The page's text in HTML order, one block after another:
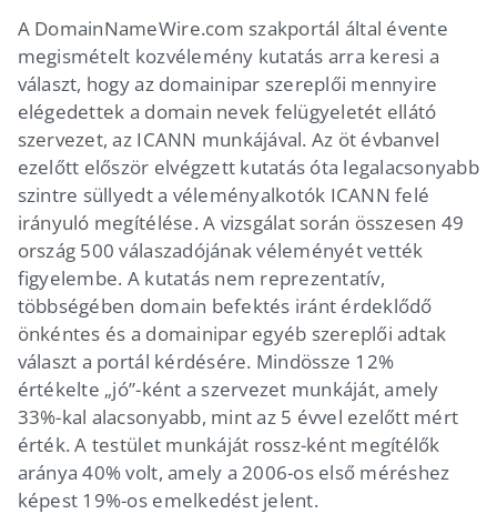
A DomainNameWire.com szakportál által évente
megismételt kozvélemény kutatás arra keresi a
választ, hogy az domainipar szereplői mennyire
elégedettek a domain nevek felügyeletét ellátó
szervezet, az ICANN munkájával. Az öt évbanvel
ezelőtt először elvégzett kutatás óta legalacsonyabb
szintre süllyedt a véleményalkotók ICANN felé
irányuló megítélése. A vizsgálat során összesen 49
ország 500 válaszadójának véleményét vették
figyelembe. A kutatás nem reprezentatív,
többségében domain befektés iránt érdeklődő
önkéntes és a domainipar egyéb szereplői adtak
választ a portál kérdésére. Mindössze 12%
értékelte „jó”-ként a szervezet munkáját, amely
33%-kal alacsonyabb, mint az 5 évvel ezelőtt mért
érték. A testület munkáját rossz-ként megítélők
aránya 40% volt, amely a 2006-os első méréshez
képest 19%-os emelkedést jelent.